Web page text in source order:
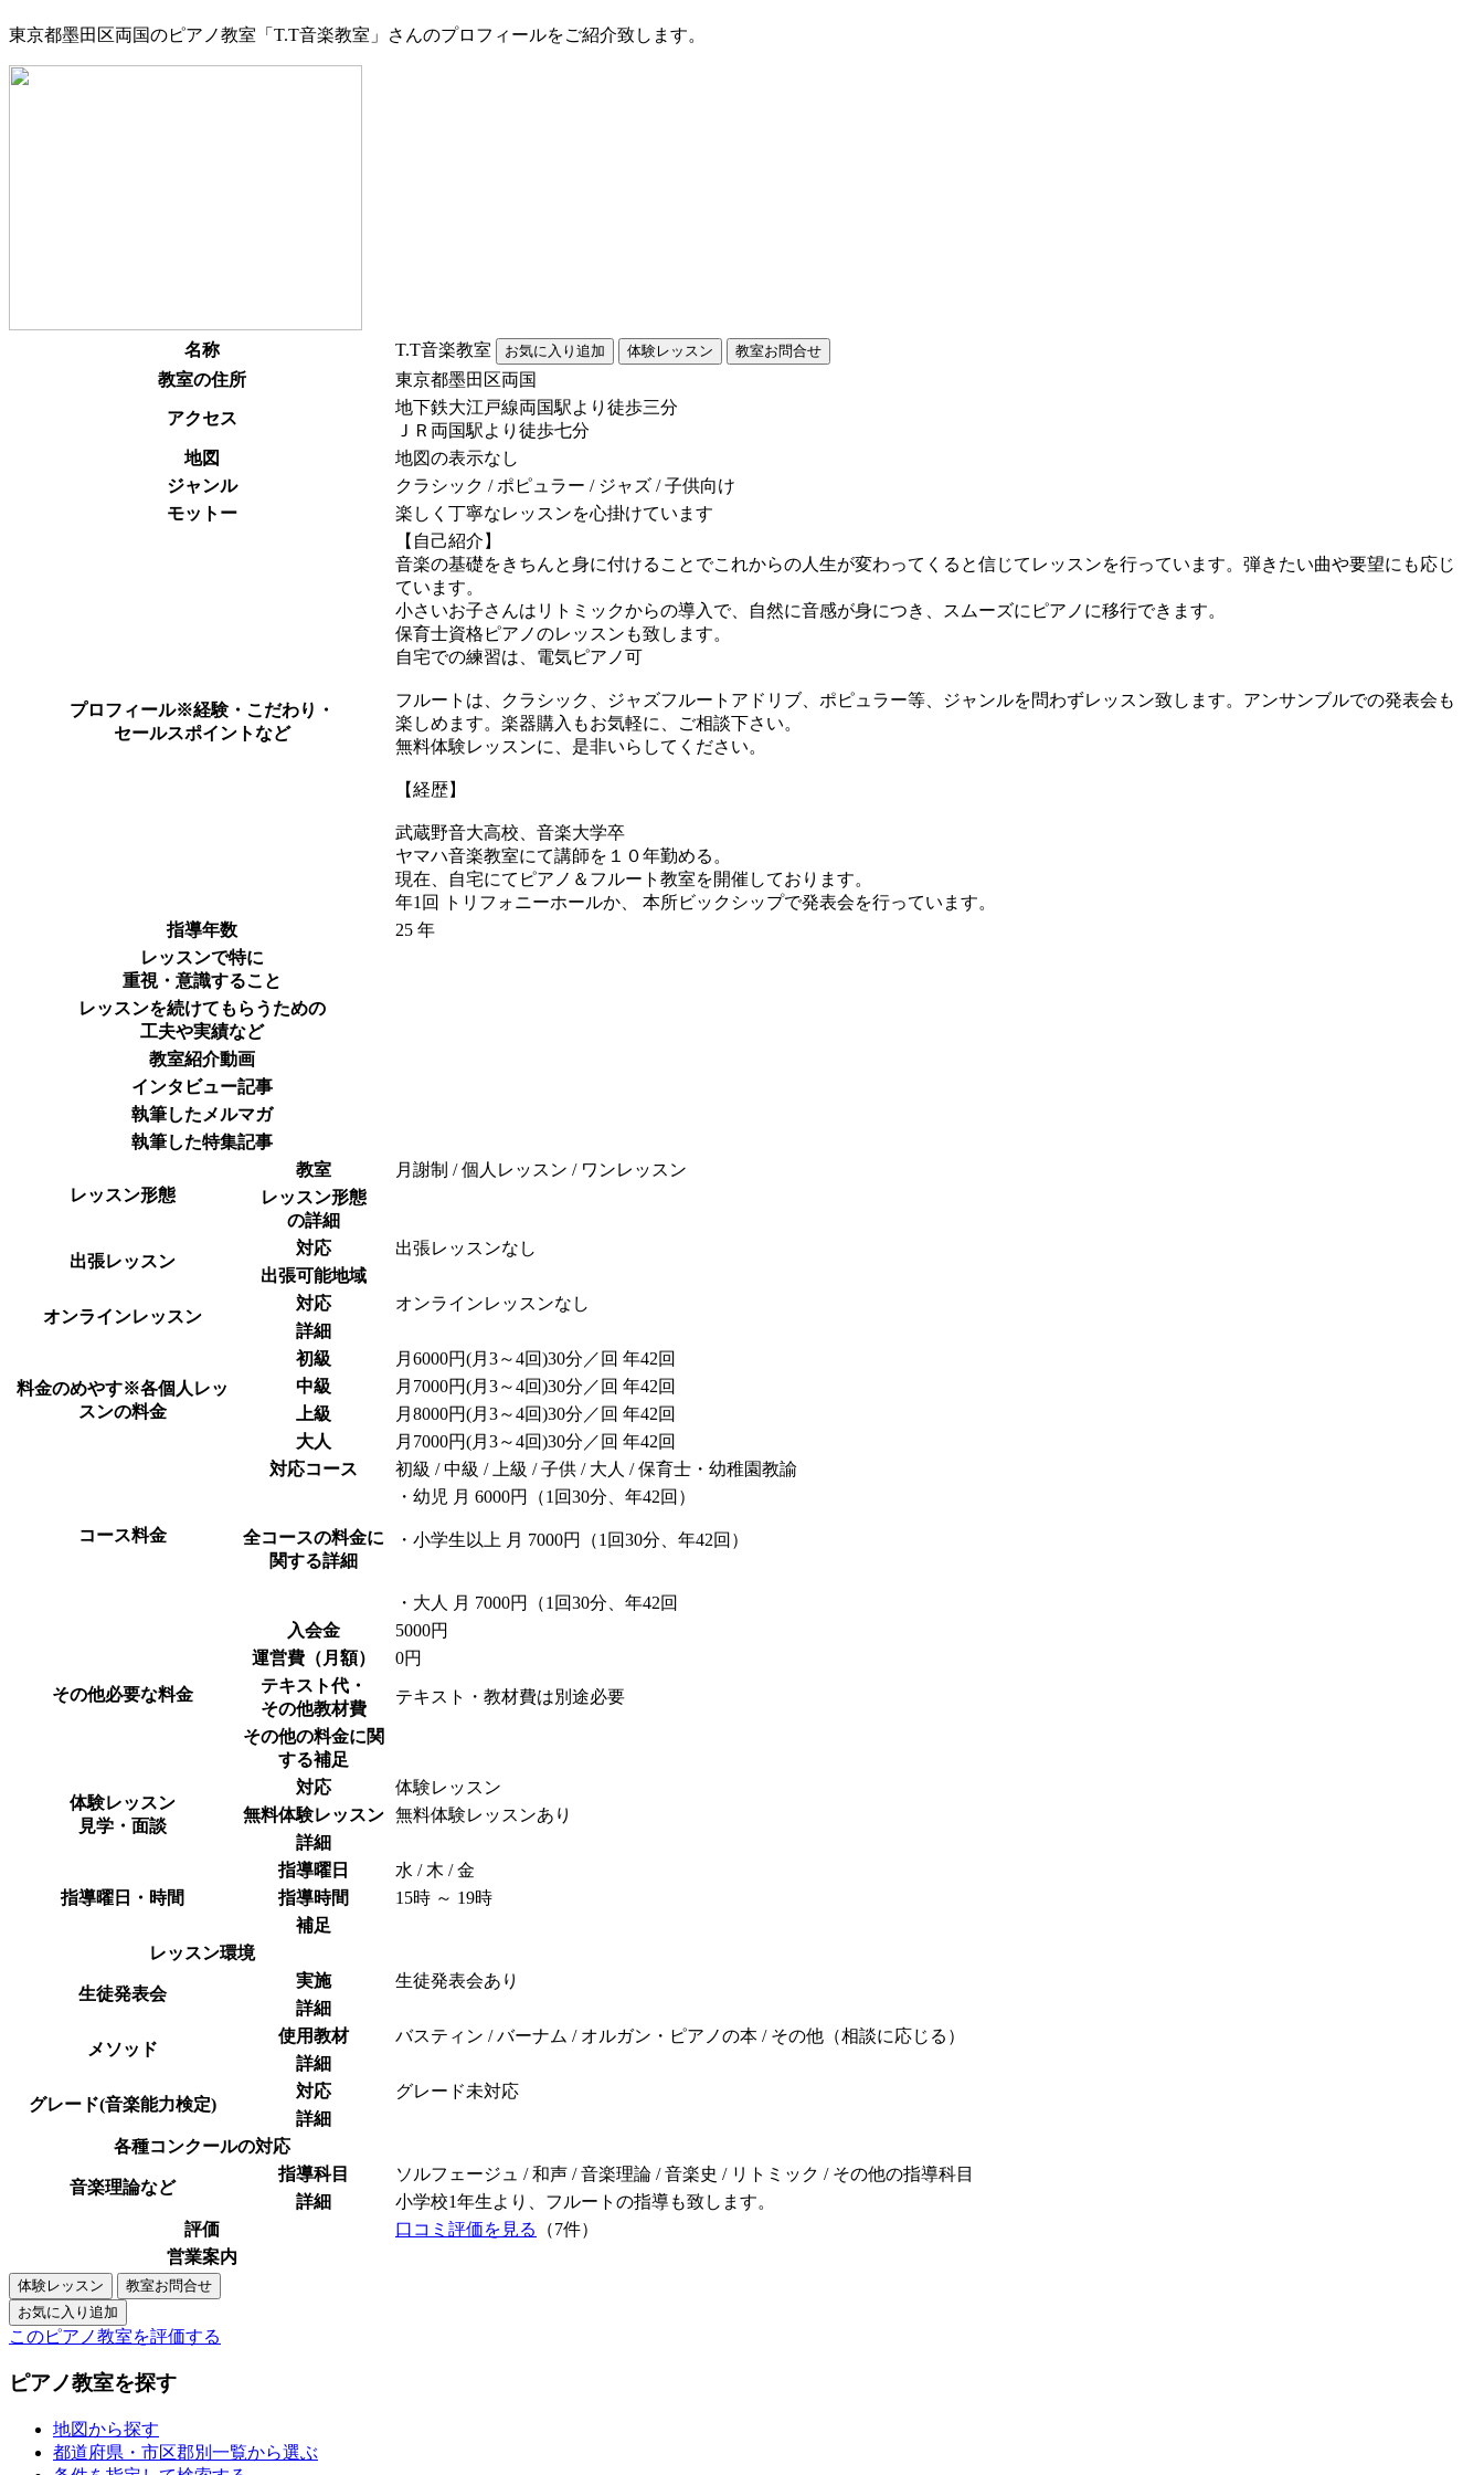
東京都墨田区両国のピアノ教室「T.T音楽教室」さんのプロフィールをご紹介致します。
名称
T.T音楽教室
教室の住所
東京都墨田区両国
アクセス
地下鉄大江戸線両国駅より徒歩三分
ＪＲ両国駅より徒歩七分
地図
地図の表示なし
ジャンル
クラシック / ポピュラー / ジャズ / 子供向け
モットー
楽しく丁寧なレッスンを心掛けています
プロフィール※経験・こだわり・
セールスポイントなど
【自己紹介】
音楽の基礎をきちんと身に付けることでこれからの人生が変わってくると信じてレッスンを行っています。弾きたい曲や要望にも応じ
ています。
小さいお子さんはリトミックからの導入で、自然に音感が身につき、スムーズにピアノに移行できます。
保育士資格ピアノのレッスンも致します。
自宅での練習は、電気ピアノ可
フルートは、クラシック、ジャズフルートアドリブ、ポピュラー等、ジャンルを問わずレッスン致します。アンサンブルでの発表会も
楽しめます。楽器購入もお気軽に、ご相談下さい。
無料体験レッスンに、是非いらしてください。
【経歴】
武蔵野音大高校、音楽大学卒
ヤマハ音楽教室にて講師を１０年勤める。
現在、自宅にてピアノ＆フルート教室を開催しております。
年1回 トリフォニーホールか、 本所ビックシップで発表会を行っています。
指導年数
25 年
レッスンで特に
重視・意識すること
レッスンを続けてもらうための
工夫や実績など
教室紹介動画
インタビュー記事
執筆したメルマガ
執筆した特集記事
レッスン形態
教室
月謝制 / 個人レッスン / ワンレッスン
レッスン形態
の詳細
出張レッスン
対応
出張レッスンなし
出張可能地域
オンラインレッスン
対応
オンラインレッスンなし
詳細
料金のめやす※各個人レッ
スンの料金
初級
月6000円(月3～4回)30分／回 年42回
中級
月7000円(月3～4回)30分／回 年42回
上級
月8000円(月3～4回)30分／回 年42回
大人
月7000円(月3～4回)30分／回 年42回
コース料金
対応コース 初級 / 中級 / 上級 / 子供 / 大人 / 保育士・幼稚園教諭
全コースの料金に
関する詳細
・幼児 月 6000円（1回30分、年42回）
・小学生以上 月 7000円（1回30分、年42回）
・大人 月 7000円（1回30分、年42回
その他必要な料金
入会金
5000円
運営費（月額）
0円
テキスト代・
その他教材費
テキスト・教材費は別途必要
その他の料金に関
する補足
体験レッスン
見学・面談
対応
体験レッスン
無料体験レッスン 無料体験レッスンあり
詳細
指導曜日・時間
指導曜日
水 / 木 / 金
指導時間
15時 ～ 19時
補足
レッスン環境
生徒発表会
実施
生徒発表会あり
詳細
メソッド
使用教材
バスティン / バーナム / オルガン・ピアノの本 / その他（相談に応じる）
詳細
グレード(音楽能力検定)
対応
グレード未対応
詳細
各種コンクールの対応
音楽理論など
指導科目
ソルフェージュ / 和声 / 音楽理論 / 音楽史 / リトミック / その他の指導科目
詳細
小学校1年生より、フルートの指導も致します。
評価
口コミ評価を見る
（7件）
営業案内
このピアノ教室を評価する
ピアノ教室を探す
地図から探す
都道府県・市区郡別一覧から選ぶ